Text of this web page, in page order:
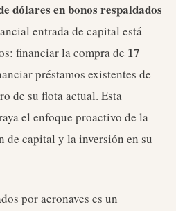
dólares en bonos respaldados
entrada de capital está
financiar la compra de 17
préstamos existentes de
de su flota actual. Esta
el enfoque proactivo de la
de capital y la inversión en su
por aeronaves es un